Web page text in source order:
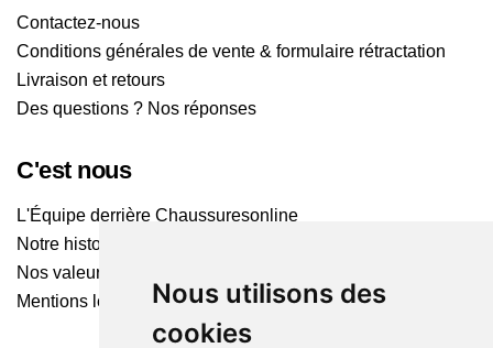
Nous utilisons des
cookies
Contactez-nous
Conditions générales de vente & formulaire rétractation
Livraison et retours
Des questions ? Nos réponses
C'est nous
L'Équipe derrière Chaussuresonline
Notre histoire
Nos valeurs
Mentions légales